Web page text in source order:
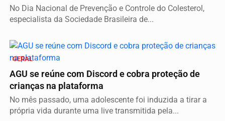
No Dia Nacional de Prevenção e Controle do Colesterol,
especialista da Sociedade Brasileira de...
GERAL
AGU se reúne com Discord e cobra proteção de
crianças na plataforma
No mês passado, uma adolescente foi induzida a tirar a
própria vida durante uma live transmitida pela...